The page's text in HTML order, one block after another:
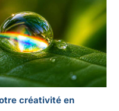
créativité en